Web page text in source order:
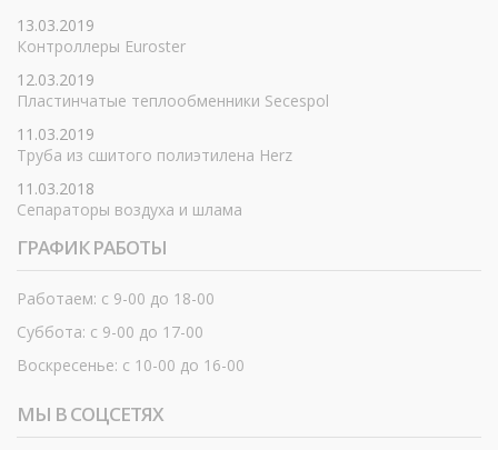
13.03.2019
Контроллеры Euroster
12.03.2019
Пластинчатые теплообменники Secespol
11.03.2019
Труба из сшитого полиэтилена Herz
11.03.2018
Сепараторы воздуха и шлама
ГРАФИК РАБОТЫ
Работаем: с 9-00 до 18-00
Суббота: с 9-00 до 17-00
Воскресенье: с 10-00 до 16-00
МЫ В СОЦСЕТЯХ